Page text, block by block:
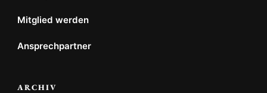
Mitglied werden
Ansprechpartner
ARCHIV